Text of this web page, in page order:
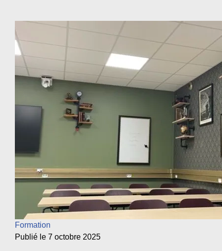
Formation
Publié le 7 octobre 2025